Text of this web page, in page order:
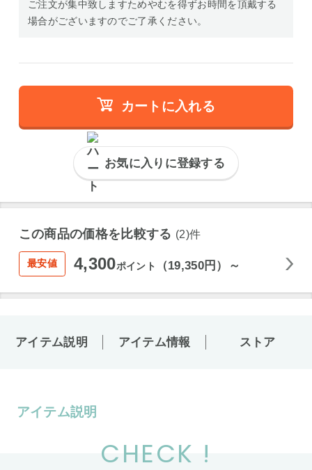
ご注文が集中致しますためやむを得ずお時間を頂戴する
場合がございますのでご了承ください。
カートに入れる
お気に入りに登録する
この商品の価格を比較する (2)件
最安値 4,300ポイント （19,350円）～
アイテム説明 アイテム情報 ストア
アイテム説明
CHECK !